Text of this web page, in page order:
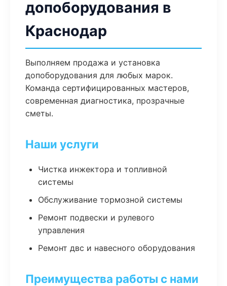
допоборудования в
Краснодар
Выполняем продажа и установка
допоборудования для любых марок.
Команда сертифицированных мастеров,
современная диагностика, прозрачные
сметы.
Наши услуги
Чистка инжектора и топливной
системы
Обслуживание тормозной системы
Ремонт подвески и рулевого
управления
Ремонт двс и навесного оборудования
Преимущества работы с нами